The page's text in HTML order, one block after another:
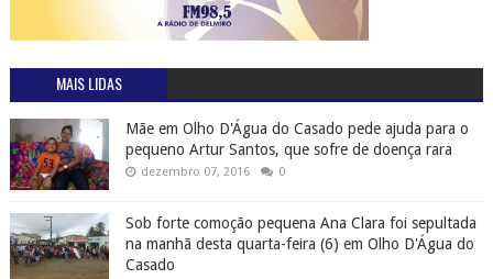
MAIS LIDAS
Mãe em Olho D'Água do Casado pede ajuda para o
pequeno Artur Santos, que sofre de doença rara
dezembro 07, 2016 0
Sob forte comoção pequena Ana Clara foi sepultada
na manhã desta quarta-feira (6) em Olho D'Água do
Casado